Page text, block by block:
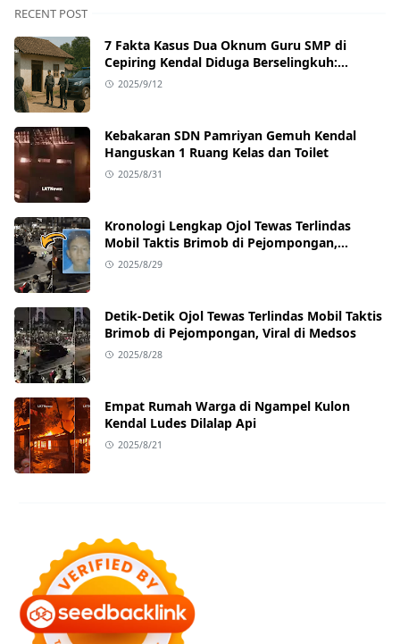
RECENT POST
7 Fakta Kasus Dua Oknum Guru SMP di
Cepiring Kendal Diduga Berselingkuh:
Kronologi, Pengakuan, hingga Sanksi
2025/9/12
Kebakaran SDN Pamriyan Gemuh Kendal
Hanguskan 1 Ruang Kelas dan Toilet
2025/8/31
Kronologi Lengkap Ojol Tewas Terlindas
Mobil Taktis Brimob di Pejompongan,
Ternyata Sedang Antar Orderan
2025/8/29
Detik-Detik Ojol Tewas Terlindas Mobil Taktis
Brimob di Pejompongan, Viral di Medsos
2025/8/28
Empat Rumah Warga di Ngampel Kulon
Kendal Ludes Dilalap Api
2025/8/21